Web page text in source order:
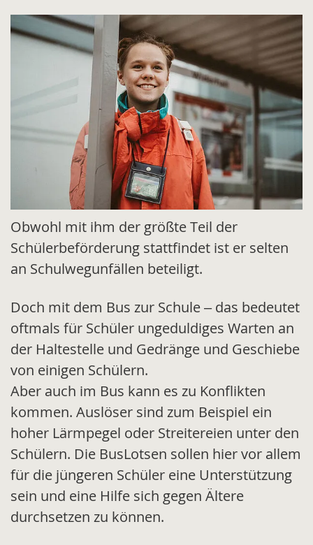
Obwohl mit ihm der größte Teil der
Schülerbeförderung stattfindet ist er selten
an Schulwegunfällen beteiligt.
Doch mit dem Bus zur Schule – das bedeutet
oftmals für Schüler ungeduldiges Warten an
der Haltestelle und Gedränge und Geschiebe
von einigen Schülern.
Aber auch im Bus kann es zu Konflikten
kommen. Auslöser sind zum Beispiel ein
hoher Lärmpegel oder Streitereien unter den
Schülern. Die BusLotsen sollen hier vor allem
für die jüngeren Schüler eine Unterstützung
sein und eine Hilfe sich gegen Ältere
durchsetzen zu können.